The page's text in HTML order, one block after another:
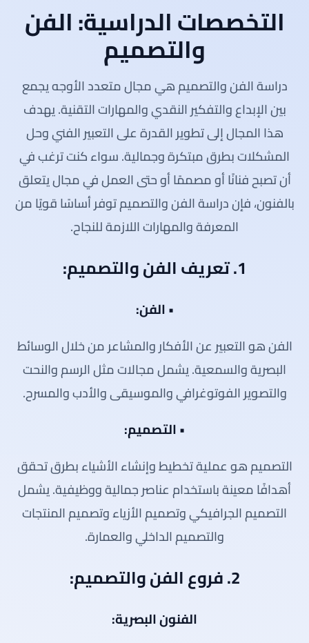
التخصصات الدراسية:الفن
والتصميم
دراسة الفن والتصميم هي مجال متعدد الأوجه يجمع
بين الإبداع والتفكير النقدي والمهارات التقنية. يهدف
هذا المجال إلى تطوير القدرة على التعبير الفني وحل
المشكلات بطرق مبتكرة وجمالية. سواء كنت ترغب في
أن تصبح فنانًا أو مصممًا أو حتى العمل في مجال يتعلق
بالفنون، فإن دراسة الفن والتصميم توفر أساسًا قويًا من
المعرفة والمهارات اللازمة للنجاح.
1. تعريف الفن والتصميم:
• الفن:
الفن هو التعبير عن الأفكار والمشاعر من خلال الوسائط
البصرية والسمعية. يشمل مجالات مثل الرسم والنحت
والتصوير الفوتوغرافي والموسيقى والأدب والمسرح.
• التصميم:
التصميم هو عملية تخطيط وإنشاء الأشياء بطرق تحقق
أهدافًا معينة باستخدام عناصر جمالية ووظيفية. يشمل
التصميم الجرافيكي وتصميم الأزياء وتصميم المنتجات
والتصميم الداخلي والعمارة.
2. فروع الفن والتصميم:
الفنون البصرية: